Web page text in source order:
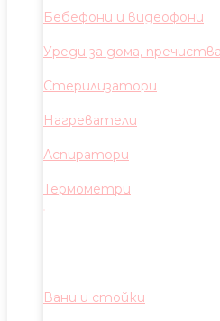
Бебефони и видеофони
Уреди за дома,
Стерилизатори
Нагреватели
Аспиратори
Термометри
Вани и стойки